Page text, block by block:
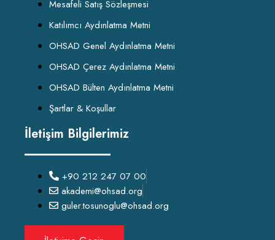
Mesafeli Satış Sözleşmesi
Katılımcı Aydınlatma Metni
OHSAD Genel Aydınlatma Metni
OHSAD Çerez Aydınlatma Metni
OHSAD Bülten Aydınlatma Metni
Şartlar & Koşullar
İletişim Bilgilerimiz
+90 212 247 07 00
akademi@ohsad.org
guler.tosunoglu@ohsad.org